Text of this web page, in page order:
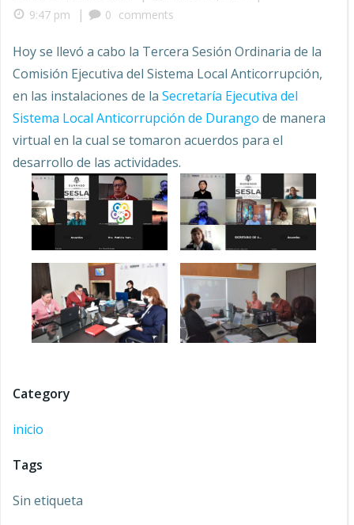
9:47 pm | 0 comments
Hoy se llevó a cabo la Tercera Sesión Ordinaria de la
Comisión Ejecutiva del Sistema Local Anticorrupción,
en las instalaciones de la Secretaría Ejecutiva del
Sistema Local Anticorrupción de Durango de manera
virtual en la cual se tomaron acuerdos para el
desarrollo de las actividades.
Category
inicio
Tags
Sin etiqueta